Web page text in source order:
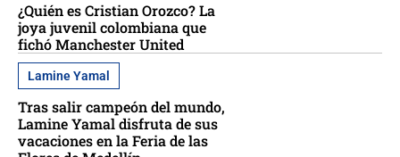
¿Quién es Cristian Orozco? La
joya juvenil colombiana que
fichó Manchester United
Lamine Yamal
Tras salir campeón del mundo,
Lamine Yamal disfruta de sus
vacaciones en la Feria de las